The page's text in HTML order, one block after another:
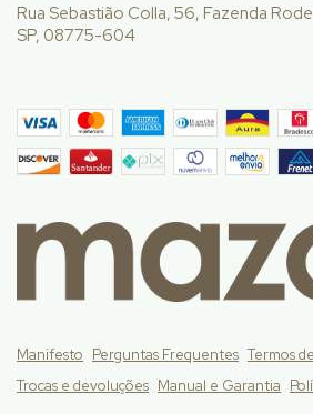
Rua Sebastião Colla, 56, Fazenda
SP, 08775-604
Manifesto Perguntas Frequentes Termos
Trocas e devoluções Manual e Garantia